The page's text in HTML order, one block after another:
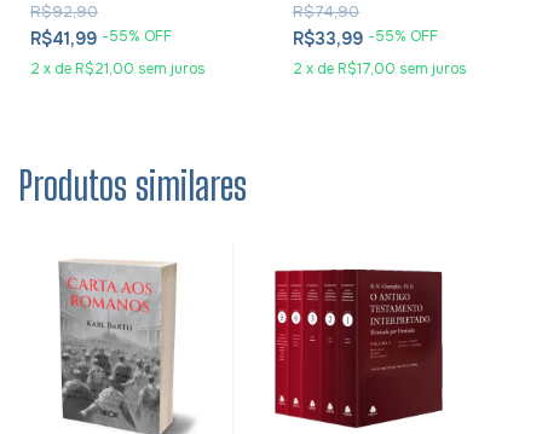
R$41,99 -55% OFF
2 x de R$21,00 sem juros
R$92,90
R$33,99 -55% OFF
2 x de R$17,00 sem juros
R$74,90
Produtos similares